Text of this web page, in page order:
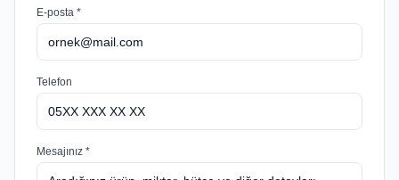
E-posta *
Telefon
Mesajınız *